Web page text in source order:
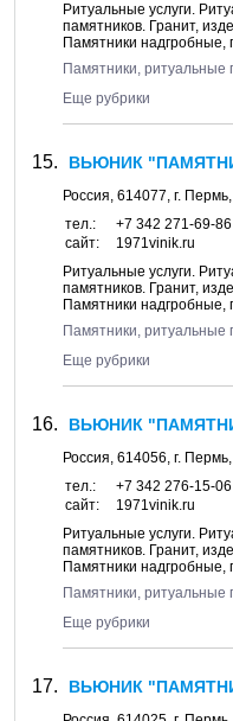
Ритуальные услуги.
памятников. Гранит,
Памятники надгробные,
Памятники, ритуальные
Еще рубрики
ВЬЮНИК
Россия, 614077, г. Пермь
тел.:
+7 342 271-69-86
сайт:
1971vinik.ru
Ритуальные услуги.
памятников. Гранит,
Памятники надгробные,
Памятники, ритуальные
Еще рубрики
ВЬЮНИК
Россия, 614056, г. Пермь
тел.:
+7 342 276-15-06
сайт:
1971vinik.ru
Ритуальные услуги.
памятников. Гранит,
Памятники надгробные,
Памятники, ритуальные
Еще рубрики
ВЬЮНИК